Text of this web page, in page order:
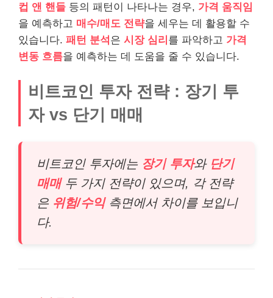
컵 앤 핸들 등의 패턴이 나타나는 경우, 가격 움직임
을 예측하고 매수/매도 전략을 세우는 데 활용할 수
있습니다. 패턴 분석 은 시장 심리 를 파악하고 가격
변동 흐름을 예측하는 데 도움을 줄 수 있습니다.
비트코인 투자 전략 : 장기 투
자 vs 단기 매매
비트코인 투자에는 장기 투자와 단기
매매두 가지 전략이 있으며, 각 전략
은 위험/수익측면에서 차이를 보입니
다.